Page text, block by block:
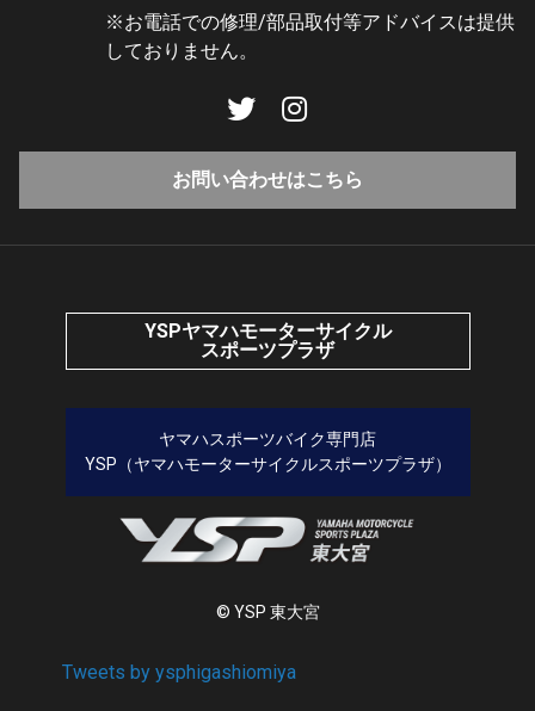
※お電話での修理/部品取付等アドバイスは提供
しておりません。
お問い合わせはこちら
YSPヤマハモーターサイクル
スポーツプラザ
ヤマハスポーツバイク専門店
YSP（ヤマハモーターサイクルスポーツプラザ）
© YSP 東大宮
Tweets by ysphigashiomiya